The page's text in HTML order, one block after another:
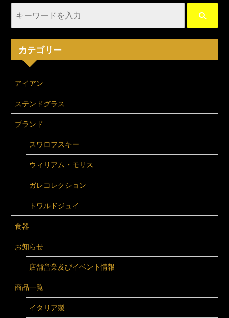
カテゴリー
アイアン
ステンドグラス
ブランド
スワロフスキー
ウィリアム・モリス
ガレコレクション
トワルドジュイ
食器
お知らせ
店舗営業及びイベント情報
商品一覧
イタリア製